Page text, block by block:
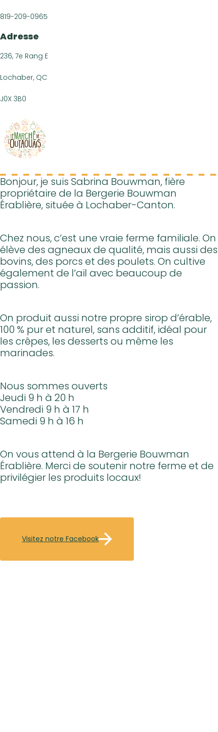
819-209-0965
Adresse
236, 7e Rang E
Lochaber, QC
J0X 3B0
Bonjour, je suis Sabrina Bouwman, fière
propriétaire de la Bergerie Bouwman
Érablière, située à Lochaber-Canton.
Chez nous, c’est une vraie ferme familiale. On
élève des agneaux de qualité, mais aussi des
bovins, des porcs et des poulets. On cultive
également de l’ail avec beaucoup de
passion.
On produit aussi notre propre sirop d’érable,
100 % pur et naturel, sans additif, idéal pour
les crêpes, les desserts ou même les
marinades.
Nous sommes ouverts
Jeudi 9 h à 20 h
Vendredi 9 h à 17 h
Samedi 9 h à 16 h
On vous attend à la Bergerie Bouwman
Érablière. Merci de soutenir notre ferme et de
privilégier les produits locaux!
Visitez notre Facebook